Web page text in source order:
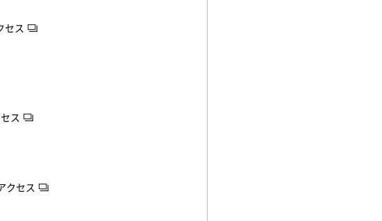
セス
ス
クセス